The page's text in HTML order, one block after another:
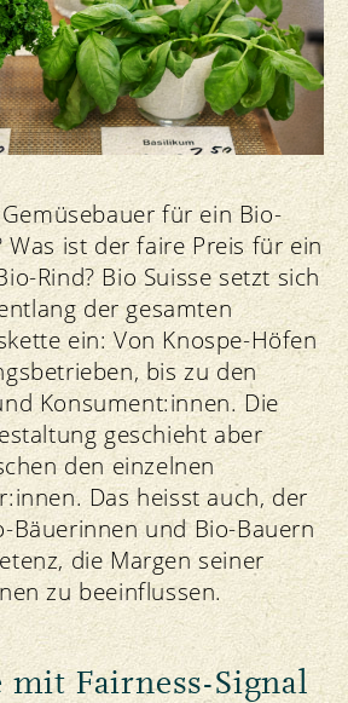
für ein Bio-
Was ist der faire Preis für ein
Rind? Bio Suisse setzt sich
der gesamten
ein: Von Knospe-Höfen
bis zu den
Konsument:innen. Die
geschieht aber
den einzelnen
Das heisst auch, der
Bäuerinnen und Bio-Bauern
die Margen seiner
zu beeinflussen.
mit Fairness-Signal